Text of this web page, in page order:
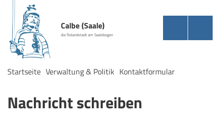
Calbe (Saale)
die Rolandstadt am Saalebogen
Startseite Verwaltung & Politik Kontaktformular
Nachricht schreiben